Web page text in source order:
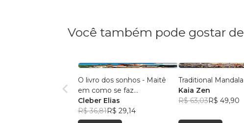
Você também pode gostar de
O livro dos sonhos - Maitê
em como se faz...
Cleber Elias
R$ 36,81R$ 29,14
Traditional Mandala
Kaia Zen
R$ 63,03R$ 49,90